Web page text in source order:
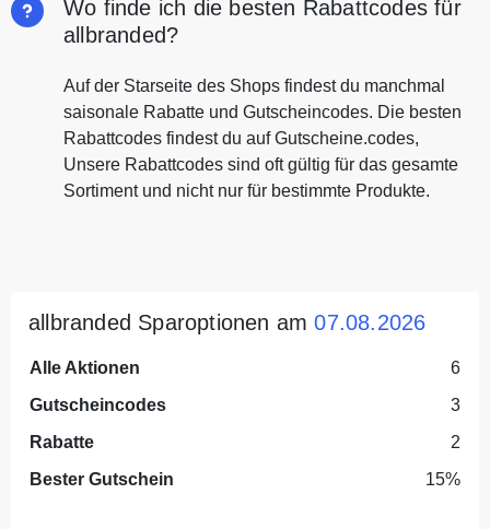
Wo finde ich die besten Rabattcodes für
allbranded?
Auf der Starseite des Shops findest du manchmal
saisonale Rabatte und Gutscheincodes. Die besten
Rabattcodes findest du auf Gutscheine.codes,
Unsere Rabattcodes sind oft gültig für das gesamte
Sortiment und nicht nur für bestimmte Produkte.
allbranded Sparoptionen am07.08.2026
Alle Aktionen
6
Gutscheincodes
3
Rabatte
2
Bester Gutschein
15%